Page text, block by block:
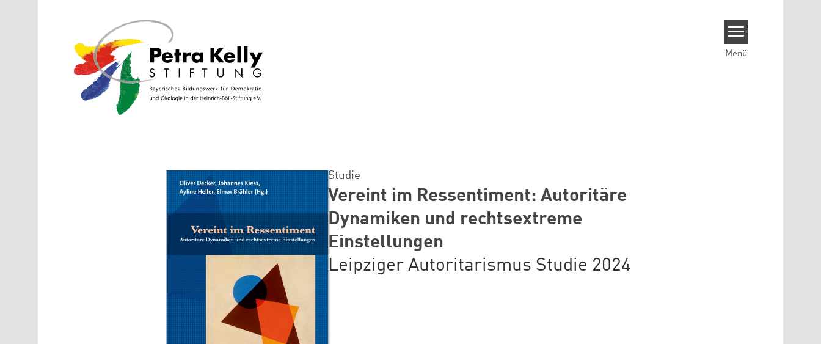
Menü
Studie
Vereint im Ressentiment: Autoritäre
Dynamiken und rechtsextreme
Einstellungen
Leipziger Autoritarismus Studie 2024